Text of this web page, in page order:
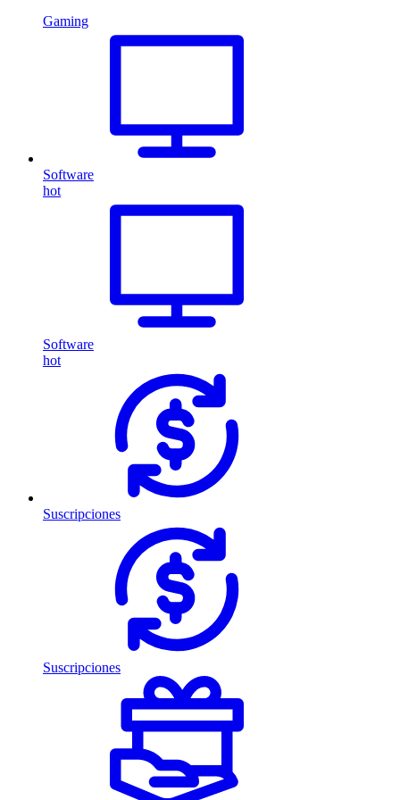
Gaming
Software
hot
Software
hot
Suscripciones
Suscripciones